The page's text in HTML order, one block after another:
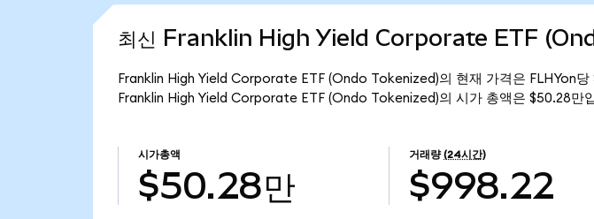
최신 Franklin High Yield Corporate ETF
Franklin High Yield Corporate ETF (Ondo Tokenized)의 현재 가격은 FLHYon
Franklin High Yield Corporate ETF (Ondo Tokenized)의 시가 총액은 $50.28만
시가총액
$50.28만
거래량 (24시간)
$998.22